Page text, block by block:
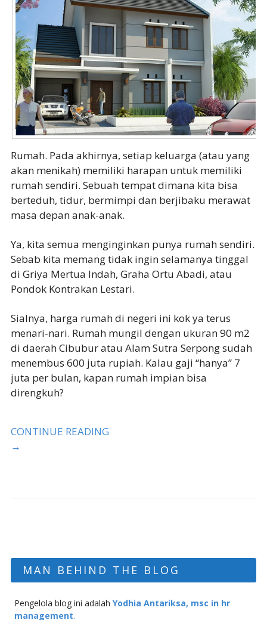
Rumah. Pada akhirnya, setiap keluarga (atau yang
akan menikah) memiliki harapan untuk memiliki
rumah sendiri. Sebuah tempat dimana kita bisa
berteduh, tidur, bermimpi dan berjibaku merawat
masa depan anak-anak.
Ya, kita semua menginginkan punya rumah sendiri.
Sebab kita memang tidak ingin selamanya tinggal
di Griya Mertua Indah, Graha Ortu Abadi, atau
Pondok Kontrakan Lestari.
Sialnya, harga rumah di negeri ini kok ya terus
menari-nari. Rumah mungil dengan ukuran 90 m2
di daerah Cibubur atau Alam Sutra Serpong sudah
menembus 600 juta rupiah. Kalau gaji “hanya” 7
juta per bulan, kapan rumah impian bisa
direngkuh?
CONTINUE READING
→
MAN BEHIND THE BLOG
Pengelola blog ini adalah Yodhia Antariksa, msc in hr
management.